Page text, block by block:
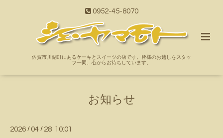
0952-45-8070
佐賀市川副町にあるケーキとスイーツの店です。皆様のお越しをスタッ
フ一同、心からお待ちしています。
お知らせ
2026 / 04 / 28 10:01